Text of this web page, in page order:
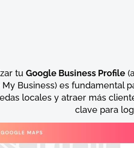
tuGoogle Business Profile
My Business) es fundamental
locales y atraer más
clave para